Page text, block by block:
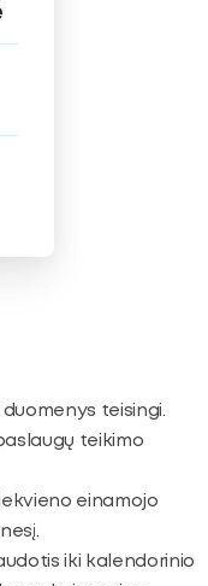
teisingi.
teikimo
einamojo
iki kalendorinio